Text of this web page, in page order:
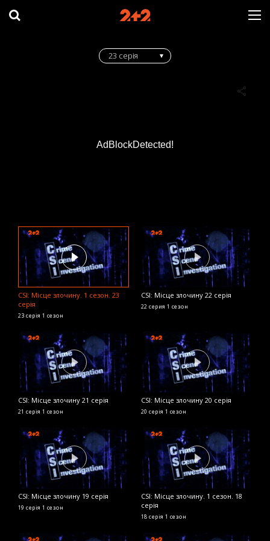
AdBlockDetected!
23 серія
CSI: Місце злочину. 1 сезон. 23
серія
23 серія 1 сезон
CSI: Місце злочину 22 серія
22 серия 1 сезон
CSI: Місце злочину 21 серія
21 серія 1 сезон
CSI: Місце злочину 20 серія
20 серія 1 сезон
CSI: Місце злочину 19 серія
19 серія 1 сезон
CSI: Місце злочину. 1 сезон. 18
серія
18 серія 1 сезон